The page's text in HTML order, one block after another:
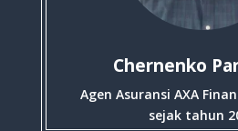
Chernenko
Agen Asuransi AXA
sejak tahun